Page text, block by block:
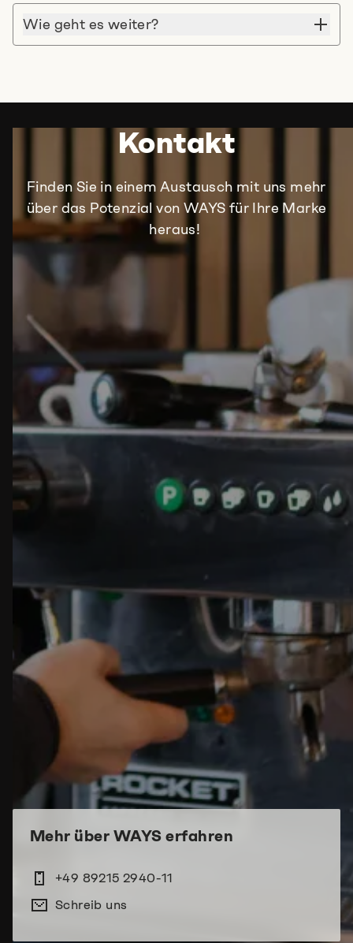
Wie geht es weiter?
Kontakt
Finden Sie in einem Austausch mit uns mehr
über das Potenzial von WAYS für Ihre Marke
heraus!
Mehr über WAYS erfahren
+49 89215 2940-11
Schreib uns